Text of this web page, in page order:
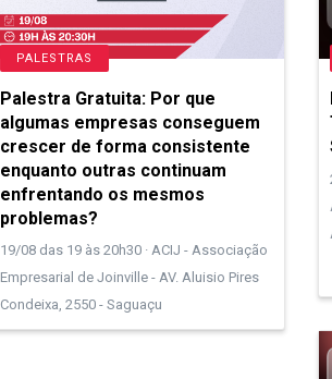
PALESTRAS
Palestra Gratuita: Por que
algumas empresas conseguem
crescer de forma consistente
enquanto outras continuam
enfrentando os mesmos
problemas?
19/08 das 19 às 20h30 · ACIJ - Associação
Empresarial de Joinville - AV. Aluisio Pires
Condeixa, 2550 - Saguaçu